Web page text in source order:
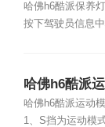
哈佛h6酷派保养
按下驾驶员信息
哈佛h6酷派
哈佛h6酷派运动
1、S挡为运动模